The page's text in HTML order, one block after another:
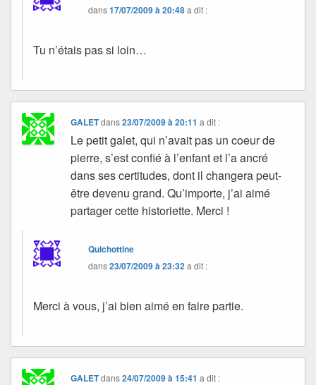
dans17/07/2009 à 20:48a dit :
Tu n’étais pas si loin…
GALETdans23/07/2009 à 20:11 a dit :
Le petit galet, qui n’avait pas un coeur de
pierre, s’est confié à l’enfant et l’a ancré
dans ses certitudes, dont il changera peut-
être devenu grand. Qu’importe, j’ai aimé
partager cette historiette. Merci !
Quichottine
dans23/07/2009 à 23:32 a dit :
Merci à vous, j’ai bien aimé en faire partie.
GALETdans24/07/2009 à 15:41 a dit :